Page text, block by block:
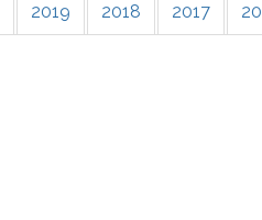
2019 2018 2017